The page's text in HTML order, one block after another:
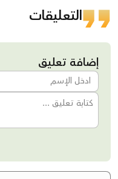
التعليقات
إضافة تعليق